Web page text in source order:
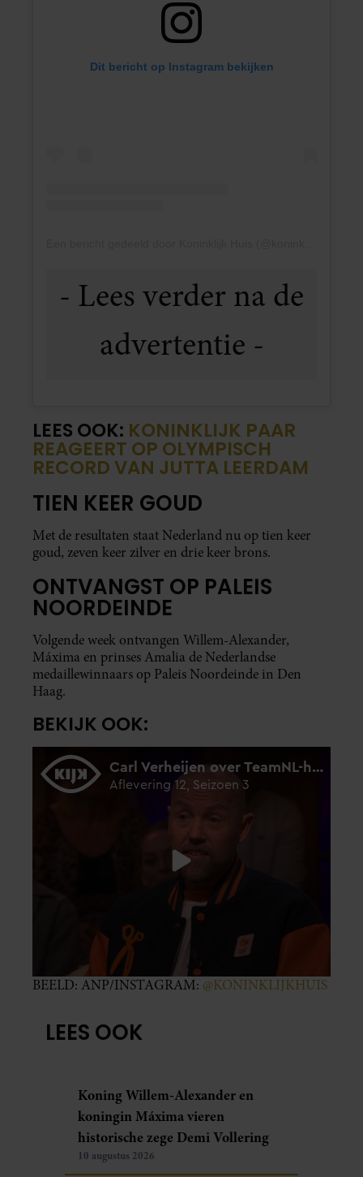
Dit bericht op Instagram bekijken
LEES OOK: KONINKLIJK PAAR
REAGEERT OP OLYMPISCH
RECORD VAN JUTTA LEERDAM
TIEN KEER GOUD
Met de resultaten staat Nederland nu op tien keer
goud, zeven keer zilver en drie keer brons.
ONTVANGST OP PALEIS
NOORDEINDE
Volgende week ontvangen Willem-Alexander,
Máxima en prinses Amalia de Nederlandse
medaillewinnaars op Paleis Noordeinde in Den
Haag.
BEKIJK OOK:
BEELD: ANP/INSTAGRAM: @KONINKLIJKHUIS
LEES OOK
Koning Willem-Alexander en
koningin Máxima vieren
historische zege Demi Vollering
10 augustus 2026